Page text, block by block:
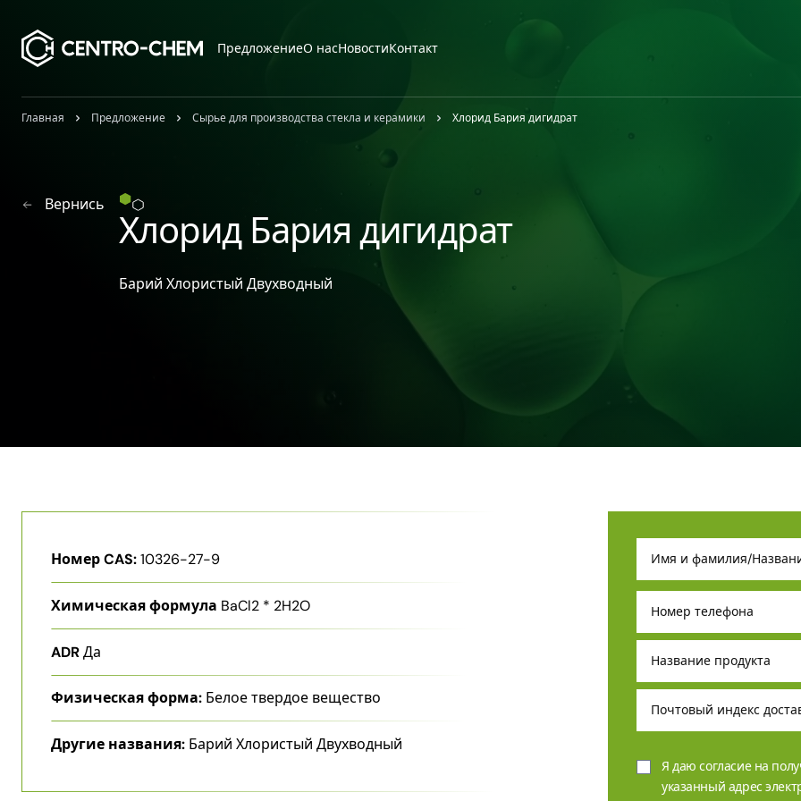
ПредложениеО насНовостиКонтакт
Главная Предложение Сырье для производства стекла и керамики Хлорид Бария дигидрат
Вернись
Хлорид Бария дигидрат
Барий Хлористый Двухводный
Номер CAS:10326-27-9
Химическая формула BaCl2 * 2H2O
ADRДа
Физическая форма: Белое твердое вещество
Другие названия: Барий Хлористый Двухводный
Я даю согласие на
указанный адрес